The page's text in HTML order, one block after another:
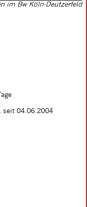
im Bw Köln-Deutzerfeld
seit 04.06.2004